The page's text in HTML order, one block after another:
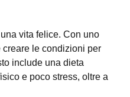
vita felice. Con uno
le condizioni per
include una dieta
e poco stress, oltre a